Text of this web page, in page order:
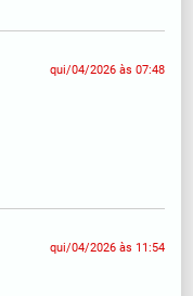
qui/04/2026 às 07:48
qui/04/2026 às 11:54